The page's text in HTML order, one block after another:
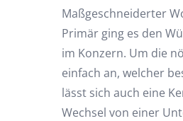
Maßgeschneiderter
Primär ging es den
im Konzern. Um die
einfach an, welcher
lässt sich auch eine
Wechsel von einer